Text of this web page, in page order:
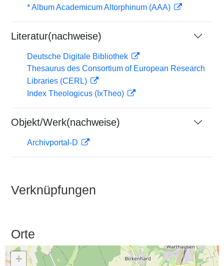
* Album Academicum Altorphinum (AAA)
Literatur(nachweise)
Deutsche Digitale Bibliothek
Thesaurus des Consortium of European Research
Libraries (CERL)
Index Theologicus (IxTheo)
Objekt/Werk(nachweise)
Archivportal-D
Verknüpfungen
Orte
+